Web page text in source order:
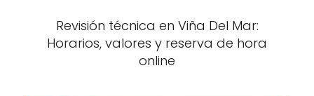
Revisión técnica en Viña Del Mar:
Horarios, valores y reserva de hora
online